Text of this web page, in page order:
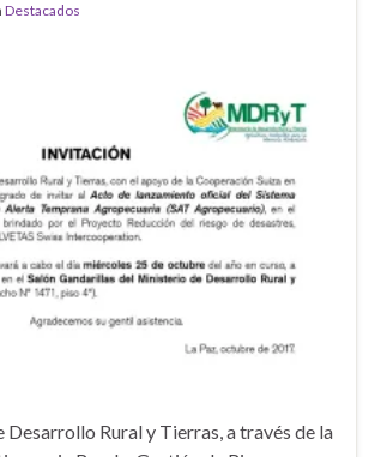
Destacados
Rural y Tierras, a través de la